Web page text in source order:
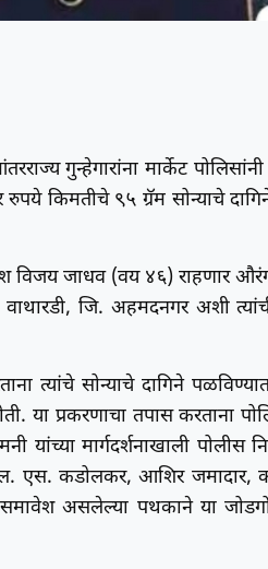
गुन्हेगारांना मार्केट
किमतीचे ९५ ग्रॅम सोन्याचे
विजय जाधव (वय ४६) राहणार
जि. अहमदनगर अशी
त्यांचे सोन्याचे दागिने
या प्रकरणाचा तपास करताना
मार्गदर्शनाखाली पोलीस
एस. कडोलकर, आशिर जमादार,
असलेल्या पथकाने या